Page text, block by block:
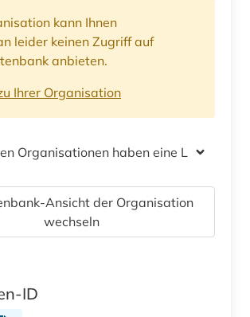
kann Ihnen
leider keinen Zugriff auf
anbieten.
Ihrer Organisation
Organisationen haben eine Lizenz
Ansicht der Organisation
wechseln
ID